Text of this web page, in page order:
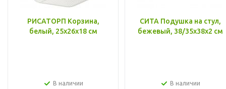
РИСАТОРП Корзина,
белый, 25x26x18 см
В наличии
СИТА Подушка на стул,
бежевый, 38/35x38x2 см
В наличии